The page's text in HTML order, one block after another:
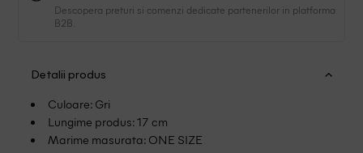
Descopera preturi si comenzi dedicate partenerilor in platforma
B2B.
Detalii produs
Culoare: Gri
Lungime produs: 17 cm
Marime masurata: ONE SIZE